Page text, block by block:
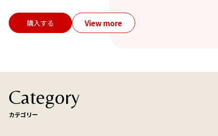
購入する View more
Category
カテゴリー